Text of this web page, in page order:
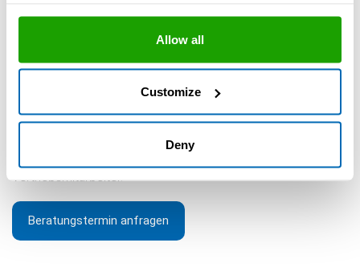
Allow all
Customize
Deny
Interessiert? Dann melden Sie sich jetzt und vereinbaren Sie
einen zeitnahen Beratungstermin mit Ihrem zuständigen
Vertriebsmitarbeiter.
Beratungstermin anfragen